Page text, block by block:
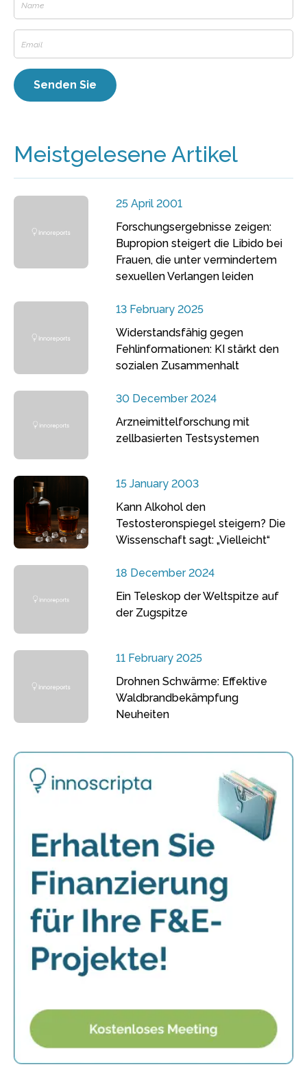
Meistgelesene Artikel
25 April 2001
Forschungsergebnisse zeigen:
Bupropion steigert die Libido bei
Frauen, die unter vermindertem
sexuellen Verlangen leiden
13 February 2025
Widerstandsfähig gegen
Fehlinformationen: KI stärkt den
sozialen Zusammenhalt
30 December 2024
Arzneimittelforschung mit
zellbasierten Testsystemen
15 January 2003
Kann Alkohol den
Testosteronspiegel steigern? Die
Wissenschaft sagt: „Vielleicht“
18 December 2024
Ein Teleskop der Weltspitze auf
der Zugspitze
11 February 2025
Drohnen Schwärme: Effektive
Waldbrandbekämpfung
Neuheiten